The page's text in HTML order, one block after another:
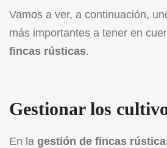
Vamos a ver, a continuación,
más importantes a tener en
fincas rústicas.
Gestionar los
En la gestión de fincas